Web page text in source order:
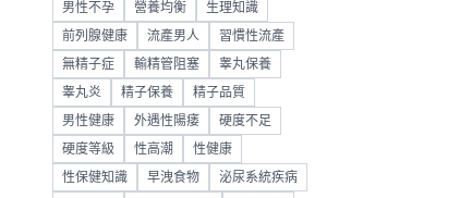
男性不孕 營養均衡 生理知識
前列腺健康 流產男人 習慣性流產
無精子症 輸精管阻塞 睾丸保養
睾丸炎 精子保養 精子品質
男性健康 外遇性陽痿 硬度不足
硬度等級 性高潮 性健康
性保健知識 早洩食物 泌尿系統疾病